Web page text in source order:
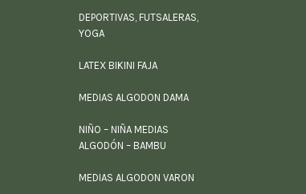
DEPORTIVAS, FUTSALERAS,
YOGA
LATEX BIKINI FAJA
MEDIAS ALGODON DAMA
NIÑO – NIÑA MEDIAS
ALGODÓN – BAMBU
MEDIAS ALGODON VARON